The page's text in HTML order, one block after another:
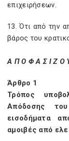
επιχειρήσεων.
13. Ότι από την
βάρος του
Α Π Ο Φ Α Σ I Ζ Ο
Άρθρο 1
Τρόπος
Απόδοσης
εισοδήματα
αμοιβές από